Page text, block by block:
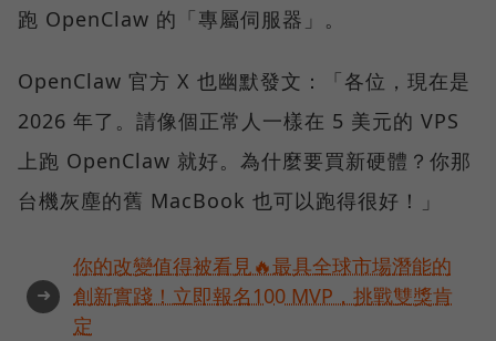
跑 OpenClaw 的「專屬伺服器」。
OpenClaw 官方 X 也幽默發文：「各位，現在是
2026 年了。請像個正常人一樣在 5 美元的 VPS
上跑 OpenClaw 就好。為什麼要買新硬體？你那
台機灰塵的舊 MacBook 也可以跑得很好！」
➜
你的改變值得被看見🔥最具全球市場潛能的
創新實踐！立即報名100 MVP，挑戰雙獎肯
定